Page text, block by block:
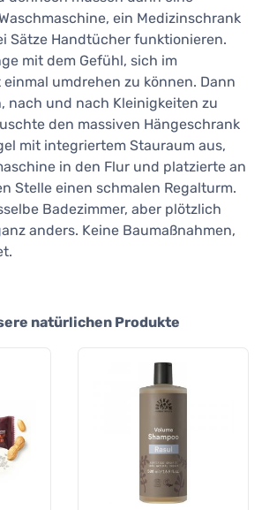
ein Medizinschrank
Sätze Handtücher funktionieren.
mit dem Gefühl, sich im
umdrehen zu können. Dann
nach und nach Kleinigkeiten zu
den massiven Hängeschrank
mit integriertem Stauraum aus,
in den Flur und platzierte an
Stelle einen schmalen Regalturm.
Badezimmer, aber plötzlich
anders. Keine Baumaßnahmen,
natürlichen Produkte